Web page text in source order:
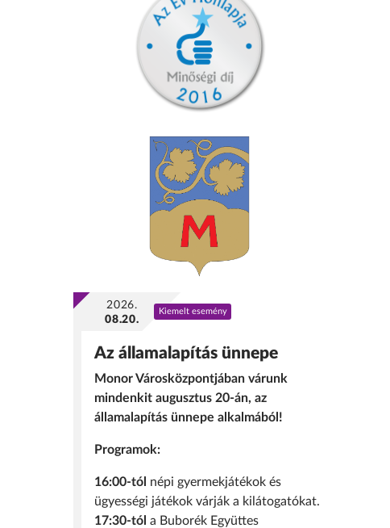
2026.
08.20.
Kiemelt esemény
Az államalapítás ünnepe
Monor Városközpontjában várunk
mindenkit augusztus 20-án, az
államalapítás ünnepe alkalmából!
Programok:
16:00-tól népi gyermekjátékok és
ügyességi játékok várják a kilátogatókat.
17:30-tól a Buborék Együttes